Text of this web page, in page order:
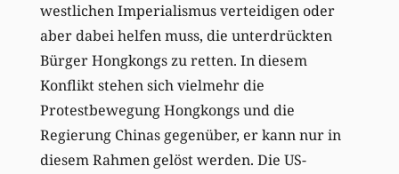
westlichen Imperialismus verteidigen oder
aber dabei helfen muss, die unterdrückten
Bürger Hongkongs zu retten. In diesem
Konflikt stehen sich vielmehr die
Protestbewegung Hongkongs und die
Regierung Chinas gegenüber, er kann nur in
diesem Rahmen gelöst werden. Die US-